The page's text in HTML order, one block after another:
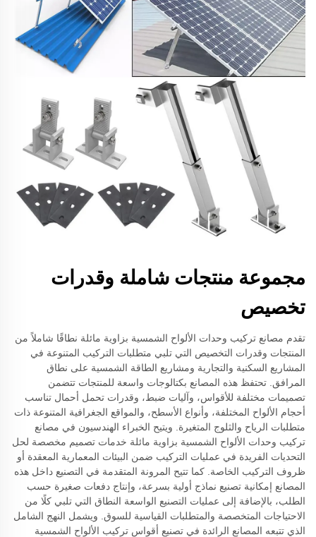
مجموعة منتجات شاملة وقدرات
تخصيص
تقدم مصانع تركيب وحدات الألواح الشمسية بزاوية مائلة نطاقًا شاملاً من
المنتجات وقدرات التخصيص التي تلبي متطلبات التركيب المتنوعة في
المشاريع السكنية والتجارية ومشاريع الطاقة الشمسية على نطاق
المرافق. تحتفظ هذه المصانع بكتالوجات واسعة للمنتجات تتضمن
تصميمات مختلفة للأقواس، وآليات ضبط، وقدرات تحمل أحمال تناسب
أحجام الألواح المختلفة، وأنواع الأسطح، والمواقع الجغرافية المتنوعة ذات
متطلبات الرياح والثلوج المتغيرة. ويتيح الخبراء الهندسيون في مصانع
تركيب وحدات الألواح الشمسية بزاوية مائلة خدمات تصميم مخصصة لحل
التحديات الفريدة في عمليات التركيب ضمن البيئات المعمارية المعقدة أو
ظروف التركيب الخاصة. كما تتيح المرونة المتقدمة في التصنيع داخل هذه
المصانع إمكانية تصنيع نماذج أولية بسرعة، وإنتاج دفعات صغيرة حسب
الطلب، بالإضافة إلى عمليات التصنيع الواسعة النطاق التي تلبي كلًا من
الاحتياجات المتخصصة والمتطلبات القياسية للسوق. ويشمل النهج الشامل
الذي تتبعه المصانع الرائدة في تصنيع أقواس تركيب الألواح الشمسية